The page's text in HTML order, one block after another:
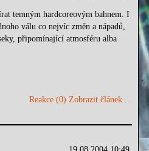
temným hardcoreovým bahnem. I
válu co nejvíc změn a nápadů,
připomínající atmosféru alba
Reakce (0) Zobrazit článek ...